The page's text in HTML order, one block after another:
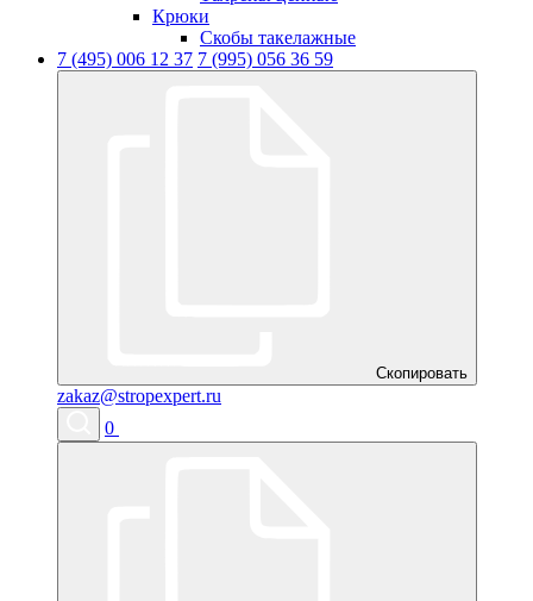
Крюки
Скобы такелажные
7 (495) 006 12 37 7 (995) 056 36 59
Скопировать
zakaz@stropexpert.ru
0